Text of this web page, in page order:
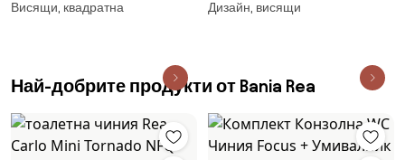
Висящи, квадратна
Tornado
Дизайн, висящи
Най-добрите продукти от Bania Rea